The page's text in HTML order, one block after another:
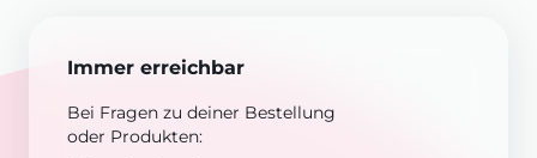
Immer erreichbar
Bei Fragen zu deiner Bestellung
oder Produkten: